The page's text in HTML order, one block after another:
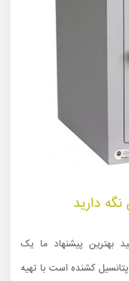
دارید
بهترین پیشنهاد ما یک
کشنده است با تهیه